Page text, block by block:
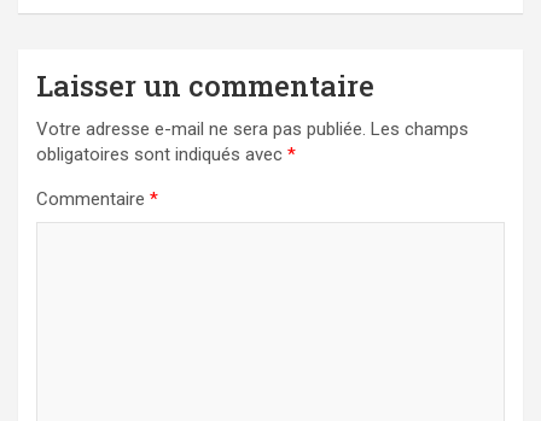
Laisser un commentaire
Votre adresse e-mail ne sera pas publiée. Les champs
obligatoires sont indiqués avec *
Commentaire *